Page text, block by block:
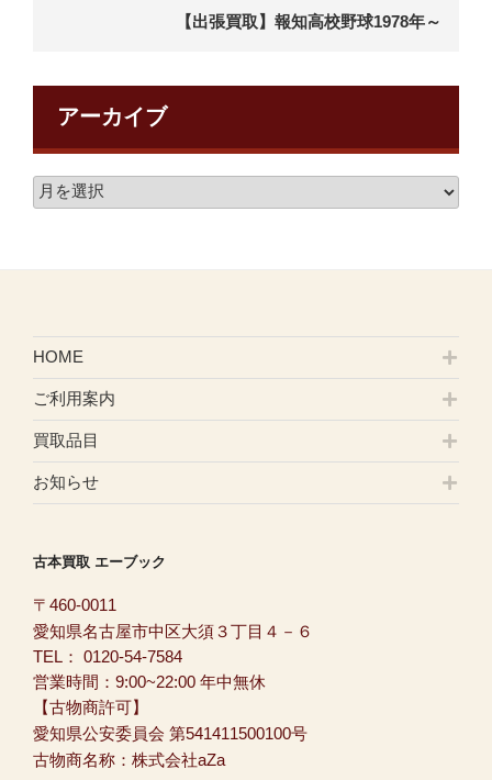
【出張買取】報知高校野球1978年～
アーカイブ
HOME
ご利用案内
買取品目
お知らせ
古本買取 エーブック
〒460-0011
愛知県名古屋市中区大須３丁目４－６
TEL： 0120-54-7584
営業時間：9:00~22:00 年中無休
【古物商許可】
愛知県公安委員会 第541411500100号
古物商名称：株式会社aZa